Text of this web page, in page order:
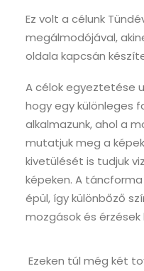
Ez volt a célunk
megálmodójával,
oldala kapcsán
A célok egyeztetése
hogy egy különleges
alkalmazunk, ahol a
mutatjuk meg a
kivetülését is tudjuk
képeken. A
épül, így különbőző
mozgások és
Ezeken túl még két